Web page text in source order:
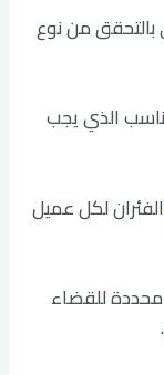
من نوع
الذي يجب
الفئران لكل عميل
للقضاء